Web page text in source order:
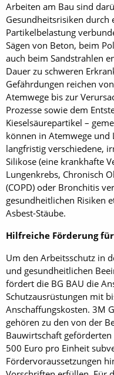
Arbeiten am Bau sind
Gesundheitsrisiken durch
Partikelbelastung
Sägen von Beton, beim
auch beim Sandstrahlen
Dauer zu schweren
Gefährdungen reichen
Atemwege bis zur
Prozesse sowie dem
Kieselsäurepartikel –
können in Atemwege und
langfristig verschiedene,
Silikose (eine krankhafte
Lungenkrebs, Chronisch
(COPD) oder Bronchitis
gesundheitlichen Risiken
Asbest-Stäube.
Hilfreiche Förderung für
Um den Arbeitsschutz in
und gesundheitlichen
fördert die BG BAU die
Schutzausrüstungen mit
Anschaffungskosten. 3M
gehören zu den von der
Bauwirtschaft
500 Euro pro Einheit
Fördervoraussetzungen